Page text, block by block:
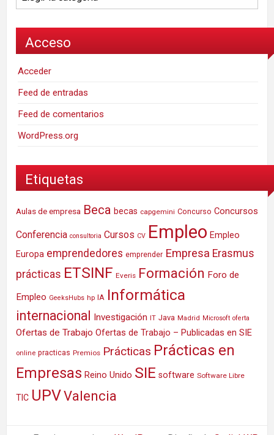
Acceso
Acceder
Feed de entradas
Feed de comentarios
WordPress.org
Etiquetas
Aulas de empresa Beca becas capgemini Concurso Concursos
Conferencia consultoria Cursos CV Empleo Empleo
Europa emprendedores emprender Empresa Erasmus
prácticas ETSINF Everis Formación Foro de
Empleo GeeksHubs hp IA Informática
internacional Investigación IT Java Madrid Microsoft oferta
Ofertas de Trabajo Ofertas de Trabajo – Publicadas en SIE
online practicas Premios Prácticas Prácticas en
Empresas Reino Unido SIE software Software Libre
TIC UPVValencia